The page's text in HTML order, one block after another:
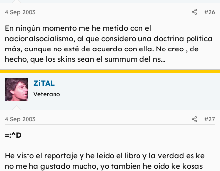
r
d
l
t
e
m
n
i
o
4 Sep 2003 #26
En ningún momento me he metido con el
nacionalsocialismo, al que considero una doctrina política
más, aunque no esté de acuerdo con ella. No creo , de
hecho, que los skins sean el summum del ns...
ZiTAL
Veterano
4 Sep 2003 #27
=:^D
He visto el reportaje y he leido el libro y la verdad es ke
no me ha gustado mucho, yo tambien he oido ke kosas